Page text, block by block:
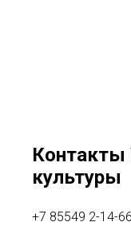
Контакты
культуры
+7 85549 2-14-66